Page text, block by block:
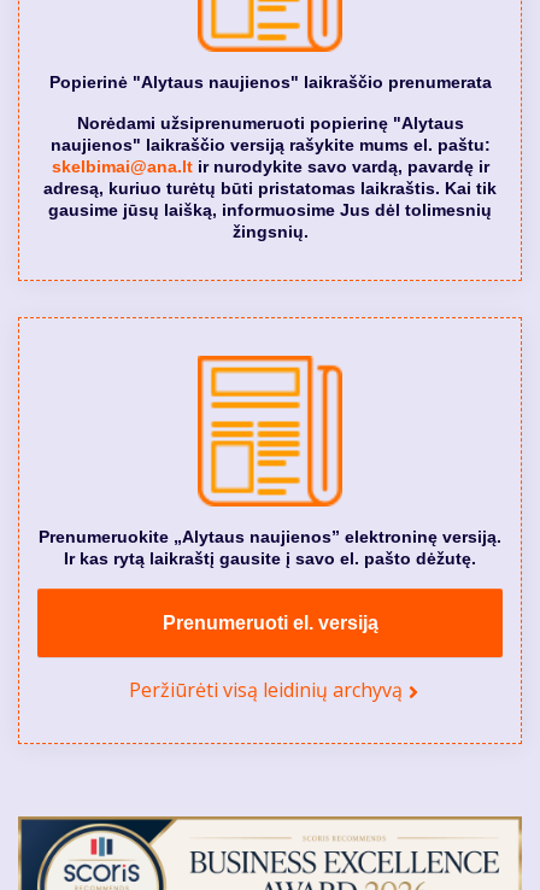
Popierinė "Alytaus naujienos" laikraščio prenumerata
Norėdami užsiprenumeruoti popierinę "Alytaus
naujienos" laikraščio versiją rašykite mums el. paštu:
skelbimai@ana.ltir nurodykite savo vardą, pavardę ir
adresą, kuriuo turėtų būti pristatomas laikraštis. Kai tik
gausime jūsų laišką, informuosime Jus dėl tolimesnių
žingsnių.
Prenumeruokite „Alytaus naujienos” elektroninę versiją.
Ir kas rytą laikraštį gausite į savo el. pašto dėžutę.
Prenumeruoti el. versiją
Peržiūrėti visą leidinių archyvą